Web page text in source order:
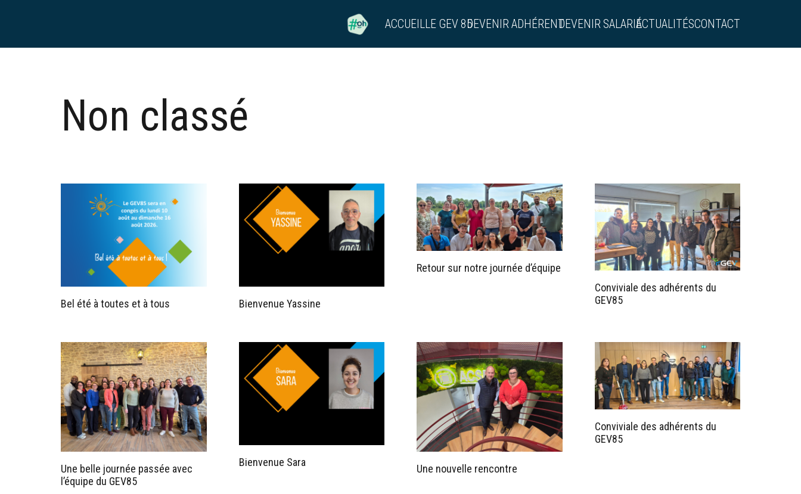
ACCUEIL LE GEV 85DEVENIR ADHÉRENTDEVENIR SALARIÉACTUALITÉSCONTACT
Non classé
Bel été à toutes et à tous Bienvenue Yassine
Retour sur notre journée d’équipe
Conviviale des adhérents du
GEV85
Une belle journée passée avec
l’équipe du GEV85
Bienvenue Sara Une nouvelle rencontre
Conviviale des adhérents du
GEV85